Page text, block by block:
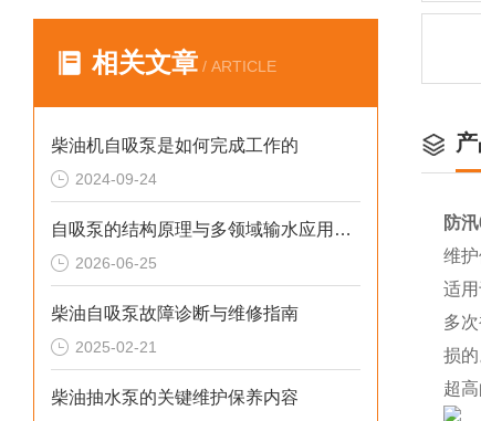
相关文章 / ARTICLE
柴油机自吸泵是如何完成工作的
2024-09-24
自吸泵的结构原理与多领域输水应用探析
2026-06-25
柴油自吸泵故障诊断与维修指南
2025-02-21
柴油抽水泵的关键维护保养内容
防
维护
适
多
损
超